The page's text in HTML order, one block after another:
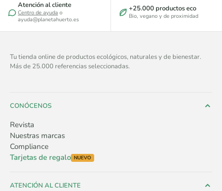
Atención al cliente
Centro de ayuda o
ayuda@planetahuerto.es
+25.000 productos eco
Bio, vegano y de proximidad
Tu tienda online de productos ecológicos, naturales y de bienestar.
Más de 25.000 referencias seleccionadas.
CONÓCENOS
Revista
Nuestras marcas
Compliance
Tarjetas de regalo NUEVO
ATENCIÓN AL CLIENTE